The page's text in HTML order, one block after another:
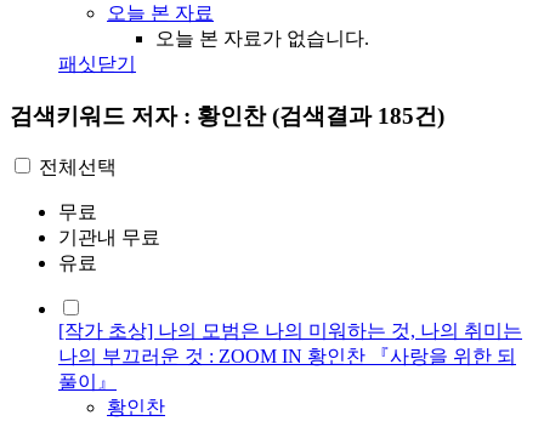
오늘 본 자료
오늘 본 자료가 없습니다.
패싯닫기
검색키워드 저자 : 황인찬(검색결과 185건)
전체선택
무료
기관내 무료
유료
[작가 초상] 나의 모범은 나의 미워하는 것, 나의 취미는
나의 부끄러운 것 : ZOOM IN 황인찬 『사랑을 위한 되
풀이』
황인찬